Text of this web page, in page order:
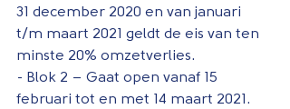
31 december 2020 en van januari
t/m maart 2021 geldt de eis van ten
minste 20% omzetverlies.
- Blok 2 – Gaat open vanaf 15
februari tot en met 14 maart 2021.